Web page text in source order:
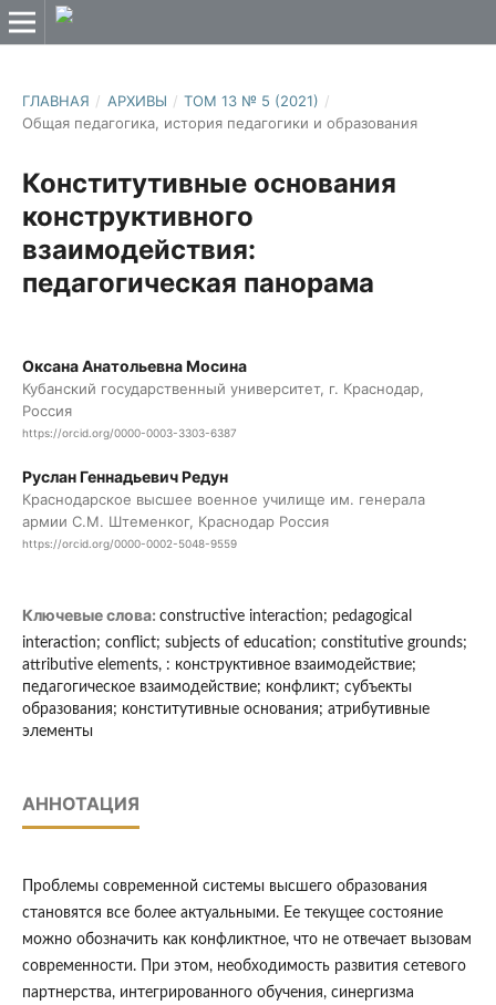
ГЛАВНАЯ / АРХИВЫ / ТОМ 13 № 5 (2021) /
Общая педагогика, история педагогики и образования
Конститутивные основания
конструктивного
взаимодействия:
педагогическая панорама
Оксана Анатольевна Мосина
Кубанский государственный университет, г. Краснодар,
Россия
https://orcid.org/0000-0003-3303-6387
Руслан Геннадьевич Редун
Краснодарское высшее военное училище им. генерала
армии С.М. Штеменког, Краснодар Россия
https://orcid.org/0000-0002-5048-9559
Ключевые слова: constructive interaction; pedagogical
interaction; conflict; subjects of education; constitutive grounds;
attributive elements, : конструктивное взаимодействие;
педагогическое взаимодействие; конфликт; субъекты
образования; конститутивные основания; атрибутивные
элементы
АННОТАЦИЯ
Проблемы современной системы высшего образования
становятся все более актуальными. Ее текущее состояние
можно обозначить как конфликтное, что не отвечает вызовам
современности. При этом, необходимость развития сетевого
партнерства, интегрированного обучения, синергизма